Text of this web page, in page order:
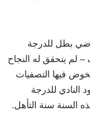
بطل للدرجة
– لم يتحقق له النجاح
فيها التصفيات
النادي للدرجة
السنة سنة التأهل.